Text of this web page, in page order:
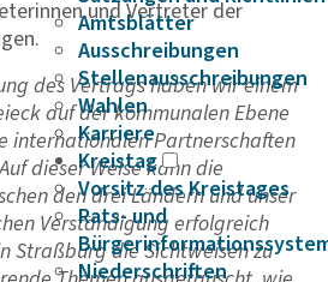
Amtsblätter
Ausschreibungen
Stellenausschreibungen
Wahlen
Karriere
Kreistag
Vorsitz des Kreistages
Rats- und
Niederschriften
und Vertreter der
des Vertrags haben wir einem
auf der kommunalen Ebene
internationalen Partnerschaften
dieser Weise kann die
den drei Ländern und unser
Verständigung erfolgreich
Straßburg die Sichtweisen zu